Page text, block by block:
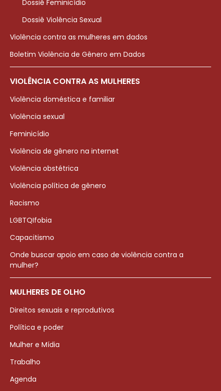
Dossiê Feminicídio
Dossiê Violência Sexual
Violência contra as mulheres em dados
Boletim Violência de Gênero em Dados
VIOLÊNCIA CONTRA AS MULHERES
Violência doméstica e familiar
Violência sexual
Feminicídio
Violência de gênero na internet
Violência obstétrica
Violência política de gênero
Racismo
LGBTQIfobia
Capacitismo
Onde buscar apoio em caso de violência contra a
mulher?
MULHERES DE OLHO
Direitos sexuais e reprodutivos
Política e poder
Mulher e Mídia
Trabalho
Agenda